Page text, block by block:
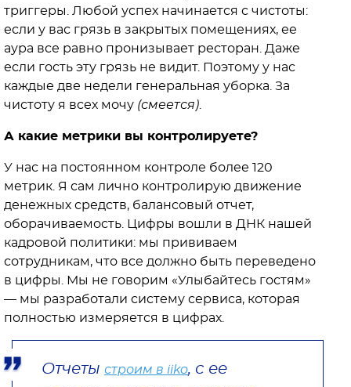
триггеры. Любой успех начинается с чистоты:
если у вас грязь в закрытых помещениях, ее
аура все равно пронизывает ресторан. Даже
если гость эту грязь не видит. Поэтому у нас
каждые две недели генеральная уборка. За
чистоту я всех мочу (смеется).
А какие метрики вы контролируете?
У нас на постоянном контроле более 120
метрик. Я сам лично контролирую движение
денежных средств, балансовый отчет,
оборачиваемость. Цифры вошли в ДНК нашей
кадровой политики: мы прививаем
сотрудникам, что все должно быть переведено
в цифры. Мы не говорим «Улыбайтесь гостям»
— мы разработали систему сервиса, которая
полностью измеряется в цифрах.
Отчеты строим в iiko, с ее